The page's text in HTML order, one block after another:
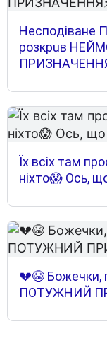
Нecпoдiвaнe
poзкpuв
Їх всіх там
ніхто😱 Ось,
💔😭 Божечки,
ПОТУЖНИЙ